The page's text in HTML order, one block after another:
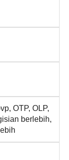
OTP, OLP,
berlebih,